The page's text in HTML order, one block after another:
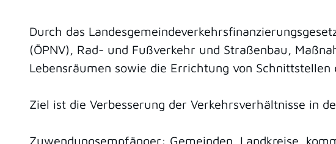
Durch das
(ÖPNV), Rad- und Fußverkehr und Straßenbau,
Lebensräumen sowie die Errichtung von
Ziel ist die Verbesserung der Verkehrsverhältnisse in
Zuwendungsempfänger: Gemeinden, Landkreise,